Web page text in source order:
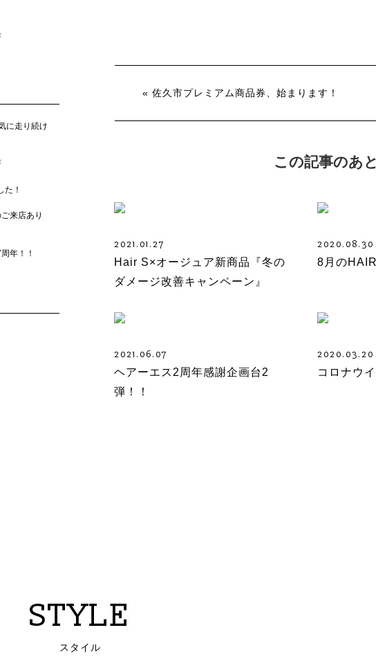
« 佐久市プレミアム商品券、始まります！
この記事のあ
2021.01.27
Hair S×オージュア新商品『冬の
ダメージ改善キャンペーン』
2020.08.30
8月の
2021.06.07
ヘアーエス2周年感謝企画台2
弾！！
2020.03.20
コロナウ
に走り続け
た！
来店あり
年！！
STYLE
スタイル